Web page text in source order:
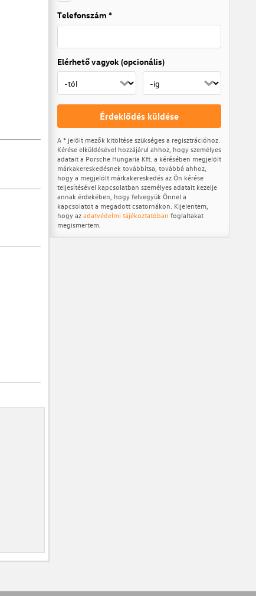
Telefonszám *
Elérhető vagyok (opcionális)
Érdeklődés küldése
A * jelölt mezők kitöltése szükséges a regisztrációhoz.
Kérése elküldésével hozzájárul ahhoz, hogy személyes
adatait a Porsche Hungaria Kft. a kérésében megjelölt
márkakereskedésnek továbbítsa, továbbá ahhoz,
hogy a megjelölt márkakereskedés az Ön kérése
teljesítésével kapcsolatban személyes adatait kezelje
annak érdekében, hogy felvegyük Önnel a
kapcsolatot a megadott csatornákon. Kijelentem,
hogy azadatvédelmi tájékoztatóban foglaltakat
megismertem.